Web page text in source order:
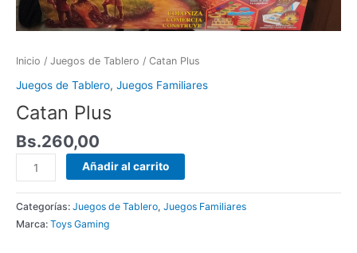
Inicio / Juegos de Tablero / Catan Plus
Juegos de Tablero, Juegos Familiares
Catan Plus
Bs.260,00
Añadir al carrito
Categorías: Juegos de Tablero, Juegos Familiares
Marca: Toys Gaming